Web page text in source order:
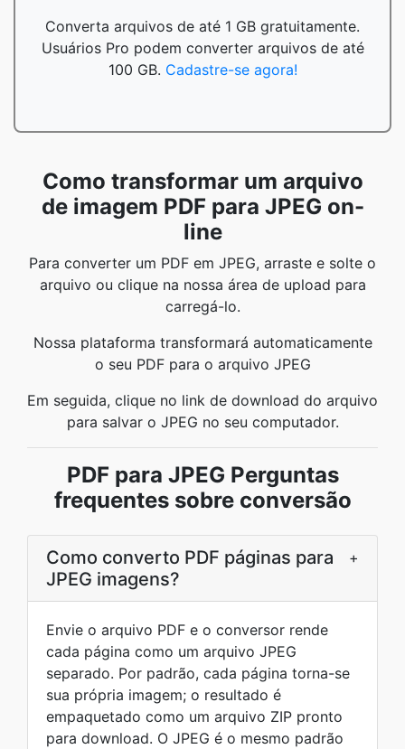
Converta arquivos de até 1 GB gratuitamente.
Usuários Pro podem converter arquivos de até
100 GB. Cadastre-se agora!
Como transformar um arquivo
de imagem PDF para JPEG on-
line
Para converter um PDF em JPEG, arraste e solte o
arquivo ou clique na nossa área de upload para
carregá-lo.
Nossa plataforma transformará automaticamente
o seu PDF para o arquivo JPEG
Em seguida, clique no link de download do arquivo
para salvar o JPEG no seu computador.
PDF para JPEG Perguntas
frequentes sobre conversão
Como converto PDF páginas para
JPEG imagens?
+
Envie o arquivo PDF e o conversor rende
cada página como um arquivo JPEG
separado. Por padrão, cada página torna-se
sua própria imagem; o resultado é
empaquetado como um arquivo ZIP pronto
para download. O JPEG é o mesmo padrão